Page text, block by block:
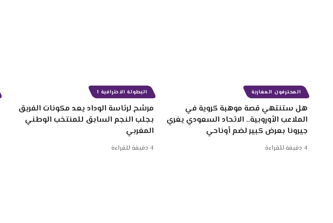
المحترفون المغاربة
هل ستنتهي قصة موهبة كروية في
الملاعب الأوروبية.. الاتحاد السعودي يغري
جيرونا بعرض كبير لضم أوناحي
4 دقيقة للقراءة
البطولة الاحترافية 1
مرشح لرئاسة الوداد يعد مكونات الفريق
بجلب النجم السابق للمنتخب الوطني
المغربي
4 دقيقة للقراءة